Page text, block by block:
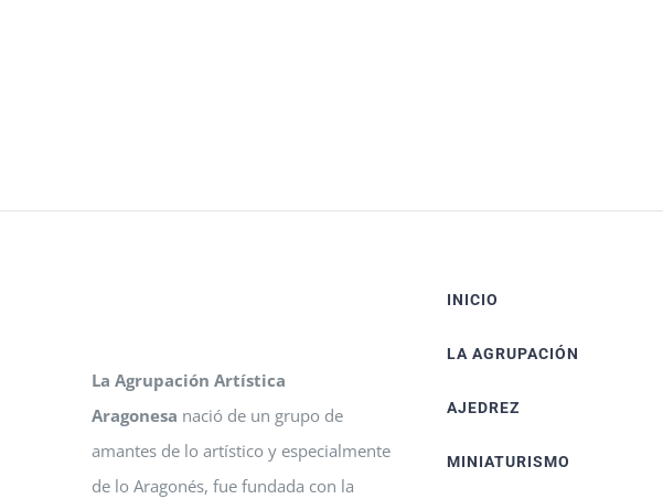
La Agrupación Artística
Aragonesa nació de un grupo de
amantes de lo artístico y especialmente
de lo Aragonés, fue fundada con la
INICIO
LA AGRUPACIÓN
AJEDREZ
MINIATURISMO